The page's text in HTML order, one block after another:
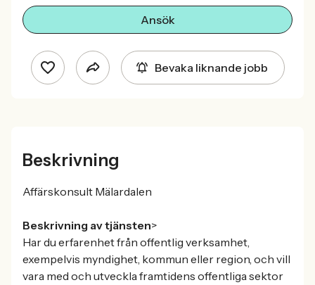
Ansök
Bevaka liknande jobb
Beskrivning
Affärskonsult Mälardalen
Beskrivning av tjänsten>
Har du erfarenhet från offentlig verksamhet,
exempelvis myndighet, kommun eller region, och vill
vara med och utveckla framtidens offentliga sektor